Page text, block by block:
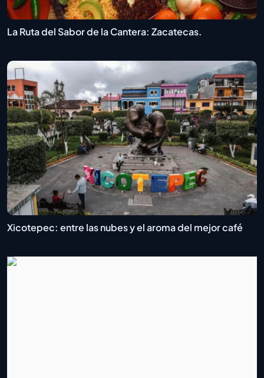
La Ruta del Sabor de la Cantera: Zacatecas.
Xicotepec: entre las nubes y el aroma del mejor café